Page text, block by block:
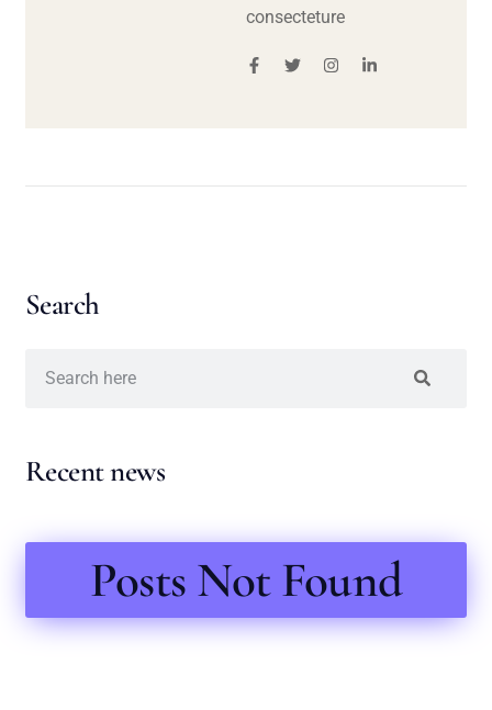
consecteture
Search
Recent news
Posts Not Found